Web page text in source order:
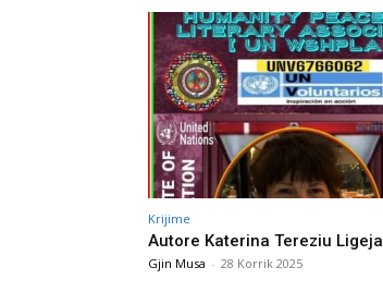
Krijime
Autore Katerina Tereziu Ligeja
Gjin Musa - 28 Korrik 2025